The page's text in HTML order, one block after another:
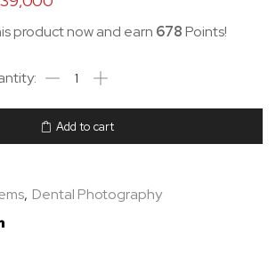
product now and earn 678Points!
Add to cart
, Dental Photography